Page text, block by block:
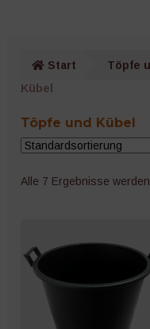
Netze, Vliese und Mulch
Töpfe und Behälter
Töpfe und Kübel
Start Töpfe
Kübel
Töpfe und Kübel
Alle 7 Ergebnisse